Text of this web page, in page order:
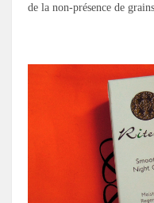
de la non-présence de